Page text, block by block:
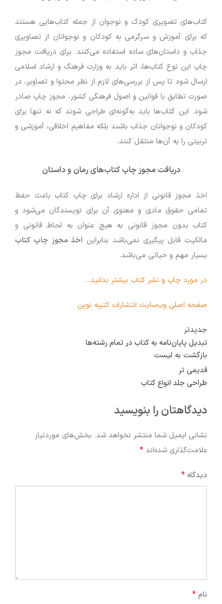
کتاب‌های تصویری کودک و نوجوان از جمله کتاب‌هایی هستند
که برای آموزش و سرگرمی به کودکان و نوجوانان از تصاویری
جذاب و داستان‌های ساده استفاده می‌کنند. برای دریافت مجوز
چاپ این نوع کتاب‌ها، اثر باید به وزارت فرهنگ و ارشاد اسلامی
ارسال شود تا پس از بررسی‌های لازم از نظر محتوا و تصاویر، در
صورت تطابق با قوانین و اصول فرهنگی کشور، مجوز چاپ صادر
شود. این کتاب‌ها باید به‌گونه‌ای طراحی شوند که نه تنها برای
کودکان و نوجوانان جذاب باشند بلکه مفاهیم اخلاقی، آموزشی و
تربیتی را به آن‌ها منتقل کنند.
دریافت مجوز چاپ کتاب‌های رمان و داستان
اخذ مجوز قانونی از اداره ارشاد برای چاپ کتاب باعث حفظ
تمامی حقوق مادی و معنوی آن برای نویسندگان می‌‌شود و
کتاب بدون مجوز قانونی به هیچ عنوان به لحاظ قانونی و
مالکیت قابل پیگیری نمی‌باشد بنابراین اخذ مجوز چاپ کتاب
بسیار مهم و حیاتی می‌باشد.
در مورد چاپ و نشر کتاب بیشتر بدانید…
صفحه اصلی وب‌سایت انتشارات کتیبه نوین
جدیدتر
تبدیل پایان‌نامه به کتاب در تمام رشته‌ها
بازگشت به لیست
قدیمی تر
طراحی جلد انواع کتاب
دیدگاهتان را بنویسید
نشانی ایمیل شما منتشر نخواهد شد. بخش‌های موردنیاز
علامت‌گذاری شده‌اند *
دیدگاه *
نام *